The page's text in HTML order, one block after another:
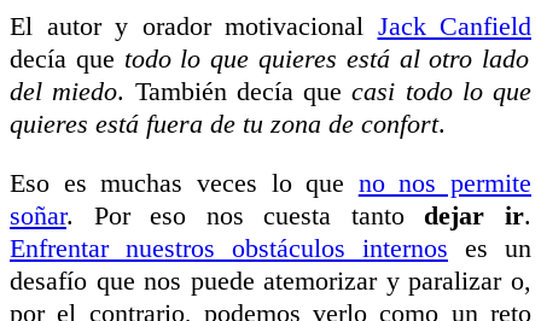
El autor y orador motivacional Jack Canfield
decía que todo lo que quieres está al otro lado
del miedo. También decía quecasi todo lo que
quieres está fuera de tu zona de confort.
Eso es muchas veces lo que no nos permite
soñar. Por eso nos cuesta tanto dejar ir.
Enfrentar nuestros obstáculos internos es un
desafío que nos puede atemorizar y paralizar o,
por el contrario, podemos verlo como un reto